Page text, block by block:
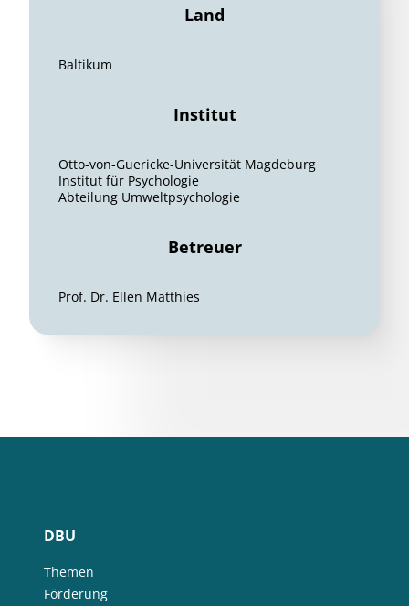
Land
Baltikum
Institut
Otto-von-Guericke-Universität Magdeburg
Institut für Psychologie
Abteilung Umweltpsychologie
Betreuer
Prof. Dr. Ellen Matthies
DBU
Themen
Förderung